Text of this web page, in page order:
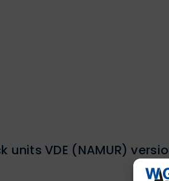
units VDE (NAMUR)